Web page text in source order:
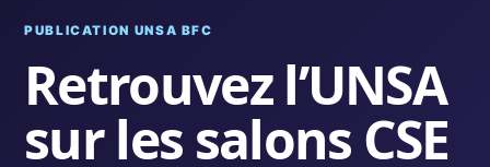
PUBLICATION UNSA BFC
Retrouvez l’UNSA
sur les salons CSE